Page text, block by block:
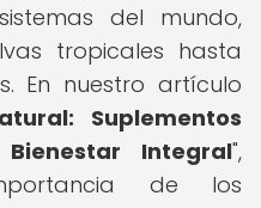
del mundo,
tropicales hasta
En nuestro artículo
Suplementos
Integral",
de los